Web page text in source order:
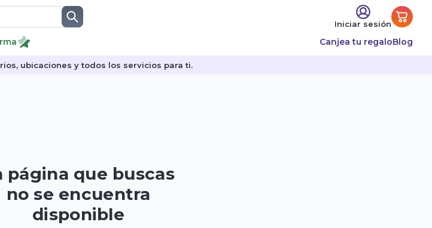
Iniciar sesión
Canjea tu regaloBlog
ubicaciones y todos los servicios para ti.
página que buscas
no se encuentra
disponible